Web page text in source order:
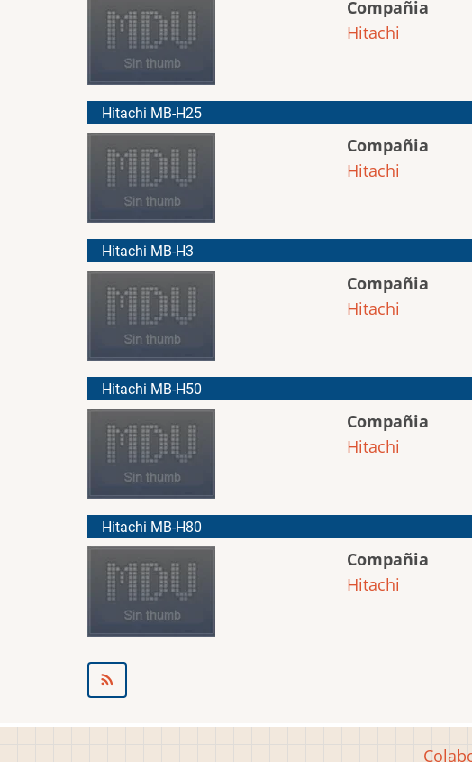
Compañia
Hitachi
Hitachi MB-H25
Compañia
Hitachi
Hitachi MB-H3
Compañia
Hitachi
Hitachi MB-H50
Compañia
Hitachi
Hitachi MB-H80
Compañia
Hitachi